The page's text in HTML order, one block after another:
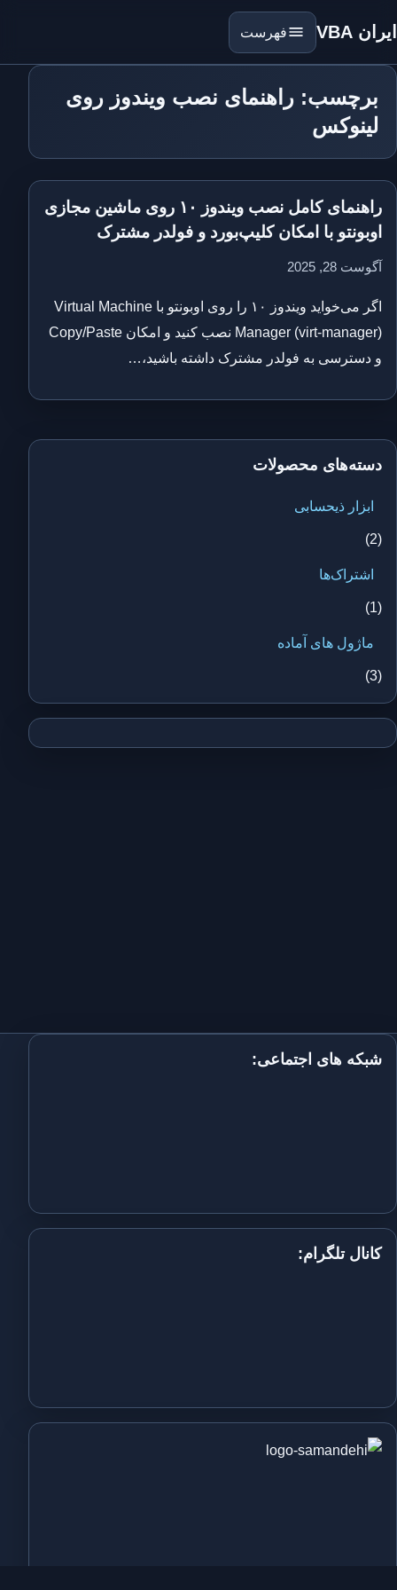
ایران VBA فهرست
برچسب: راهنمای نصب ویندوز روی
لینوکس
راهنمای کامل نصب ویندوز ۱۰ روی ماشین مجازی
اوبونتو با امکان کلیپ‌بورد و فولدر مشترک
آگوست 28, 2025
اگر می‌خواید ویندوز ۱۰ را روی اوبونتو با Virtual Machine
Manager (virt-manager) نصب کنید و امکان Copy/Paste
و دسترسی به فولدر مشترک داشته باشید،…
دسته‌های محصولات
ابزار ذیحسابی
(2)
اشتراک‌ها
(1)
ماژول های آماده
(3)
شبکه های اجتماعی:
کانال تلگرام: